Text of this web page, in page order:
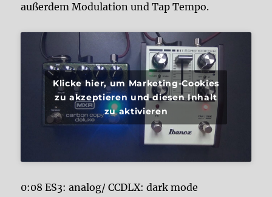
außerdem Modulation und Tap Tempo.
Klicke hier, um Marketing-Cookies
zu akzeptieren und diesen Inhalt
zu aktivieren
0:08 ES3: analog/ CCDLX: dark mode